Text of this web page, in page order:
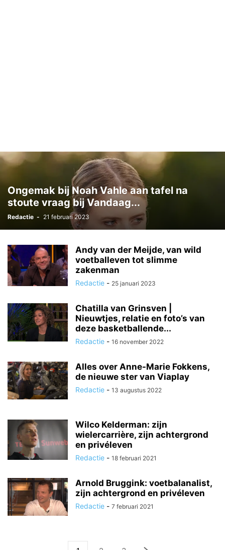
Ongemak bij Noah Vahle aan tafel na
stoute vraag bij Vandaag...
Redactie - 21 februari 2023
Andy van der Meijde, van wild
voetballeven tot slimme
zakenman
Redactie - 25 januari 2023
Chatilla van Grinsven |
Nieuwtjes, relatie en foto’s van
deze basketballende...
Redactie - 16 november 2022
Alles over Anne-Marie Fokkens,
de nieuwe ster van Viaplay
Redactie - 13 augustus 2022
Wilco Kelderman: zijn
wielercarrière, zijn achtergrond
en privéleven
Redactie - 18 februari 2021
Arnold Bruggink: voetbalanalist,
zijn achtergrond en privéleven
Redactie - 7 februari 2021